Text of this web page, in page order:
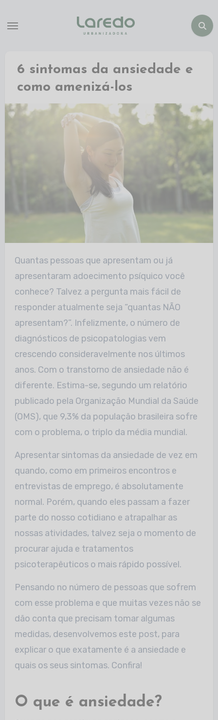
6 sintomas da ansiedade e
como amenizá-los
Quantas pessoas que apresentam ou já
apresentaram adoecimento psíquico você
conhece? Talvez a pergunta mais fácil de
responder atualmente seja “quantas NÃO
apresentam?”. Infelizmente, o número de
diagnósticos de psicopatologias vem
crescendo consideravelmente nos últimos
anos. Com o transtorno de ansiedade não é
diferente. Estima-se, segundo um relatório
publicado pela Organização Mundial da Saúde
(OMS), que 9,3% da população brasileira sofre
com o problema, o triplo da média mundial.
Apresentar sintomas da ansiedade de vez em
quando, como em primeiros encontros e
entrevistas de emprego, é absolutamente
normal. Porém, quando eles passam a fazer
parte do nosso cotidiano e atrapalhar as
nossas atividades, talvez seja o momento de
procurar ajuda e tratamentos
psicoterapêuticos o mais rápido possível.
Pensando no número de pessoas que sofrem
com esse problema e que muitas vezes não se
dão conta que precisam tomar algumas
medidas, desenvolvemos este post, para
explicar o que exatamente é a ansiedade e
quais os seus sintomas. Confira!
O que é ansiedade?